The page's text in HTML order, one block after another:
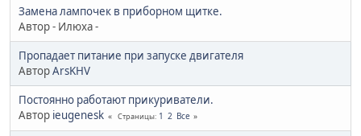
Замена лампочек в приборном щитке.
Автор - Илюха -
Пропадает питание при запуске двигателя
АвторArsKHV
Постоянно работают прикуриватели.
Автор ieugenesk Страницы 1 2 Все